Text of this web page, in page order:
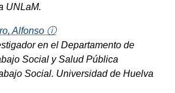
UNLaM.
Alfonso ⓘ
en el Departamento de
Social y Salud Pública
Social. Universidad de Huelva